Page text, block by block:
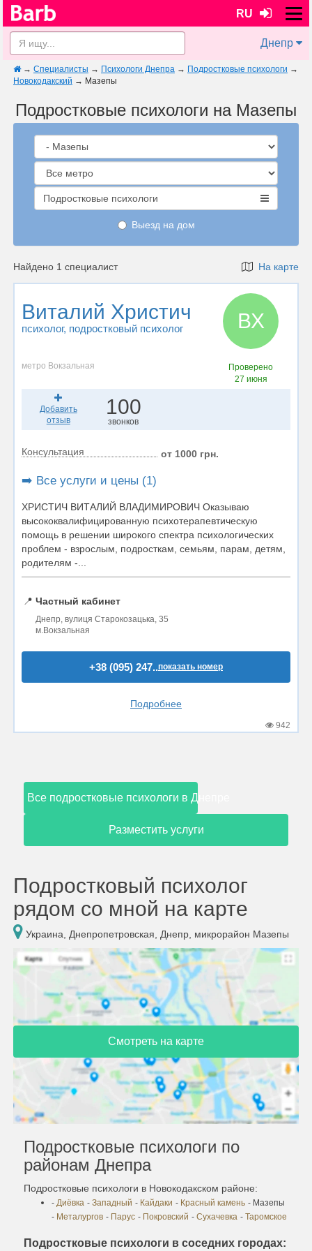
RU
Днепр
→ Специалисты → Психологи Днепра → Подростковые психологи →
Новокодакский → Мазепы
Подростковые психологи на Мазепы
Подростковые психологи
Выезд на дом
Найдено 1 специалист На карте
Виталий Христич
психолог, подростковый психолог ВХ
метро Вокзальная
Проверено
27 июня
Добавить
отзыв
100
звонков
Консультация от 1000 грн.
➡️ Все услуги и цены (1)
ХРИСТИЧ ВИТАЛИЙ ВЛАДИМИРОВИЧ Оказываю
высококвалифицированную психотерапевтическую
помощь в решении широкого спектра психологических
проблем - взрослым, подросткам, семьям, парам, детям,
родителям -...
📍 Частный кабинет
Днепр, вулиця Старокозацька, 35
м.Вокзальная
+38 (095) 247..показать номер
Подробнее
942
Все подростковые психологи в Днепре
Разместить услуги
Подростковый психолог
рядом со мной на карте
Украина, Днепропетровская, Днепр, микрорайон Мазепы
Смотреть на карте
Подростковые психологи по
районам Днепра
Подростковые психологи в Новокодакском районе:
- Диёвка - Западный - Кайдаки - Красный камень - Мазепы
- Металургов - Парус - Покровский - Сухачевка - Таромское
Подростковые психологи в соседних городах: